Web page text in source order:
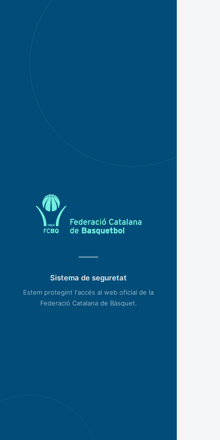
Sistema de seguretat
Estem protegint l'accés al web oficial de la
Federació Catalana de Bàsquet.